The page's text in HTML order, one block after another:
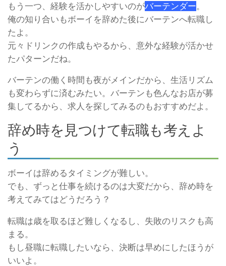
もう一つ、経験を活かしやすいのがバーテンダー。
俺の知り合いもボーイを辞めた後にバーテンへ転職し
たよ。
元々ドリンクの作成もやるから、意外な経験が活かせ
たパターンだね。
バーテンの働く時間も夜がメインだから、生活リズム
も変わらずに済むみたい。バーテンも色んなお店が募
集してるから、求人を探してみるのもおすすめだよ。
辞め時を見つけて転職も考えよ
う
ボーイは辞めるタイミングが難しい。
でも、ずっと仕事を続けるのは大変だから、辞め時を
考えてみてはどうだろう？
転職は歳を取るほど難しくなるし、失敗のリスクも高
まる。
もし昼職に転職したいなら、決断は早めにしたほうが
いいよ。